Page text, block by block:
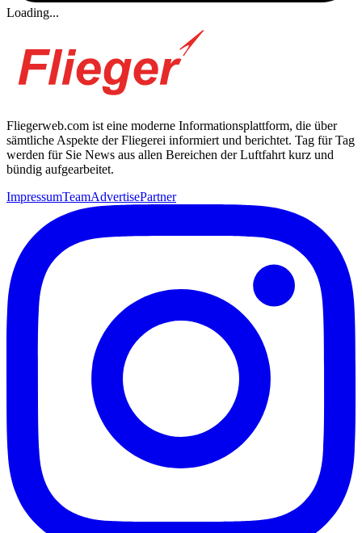
Loading...
Fliegerweb.com ist eine moderne Informationsplattform, die über
sämtliche Aspekte der Fliegerei informiert und berichtet. Tag für Tag
werden für Sie News aus allen Bereichen der Luftfahrt kurz und
bündig aufgearbeitet.
ImpressumTeamAdvertisePartner